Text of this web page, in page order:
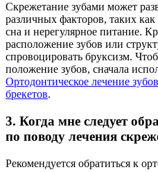
Скрежетание зубами может
различных факторов, таких
сна и нерегулярное питание.
расположение зубов или
спровоцировать бруксизм.
положение зубов, сначала
Ортодонтическое лечение
брекетов.
3. Когда мне следует
по поводу лечения
Рекомендуется обратиться к